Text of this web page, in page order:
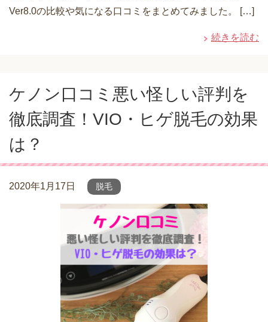
Ver8.0の比較や気になる口コミをまとめてみました。 […]
続きを読む
ケノン口コミ悪い怪しい評判を
徹底調査！VIO・ヒゲ脱毛の効果
は？
2020年1月17日 脱毛